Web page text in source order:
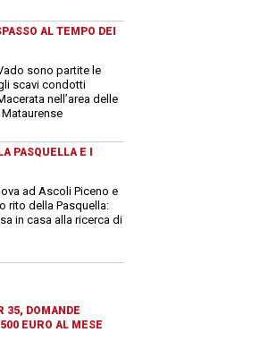
AL TEMPO DEI
sono partite le
scavi condotti
nell’area delle
PASQUELLA E I
ad Ascoli Piceno e
rito della Pasquella:
in casa alla ricerca di
35, DOMANDE
EURO AL MESE